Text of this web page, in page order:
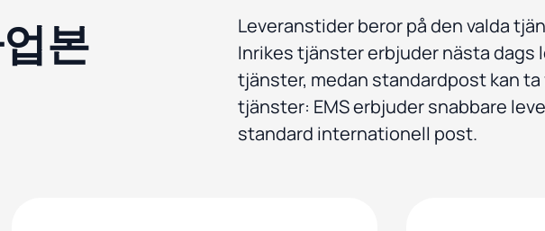
본
Leveranstider beror på den valda
Inrikes tjänster erbjuder nästa dags
tjänster, medan standardpost kan
tjänster: EMS erbjuder snabbare
standard internationell post.